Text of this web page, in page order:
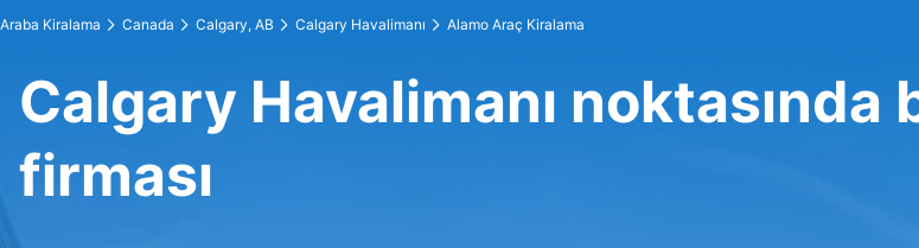
Araba Kiralama Canada Calgary, AB Calgary Havalimanı Alamo Araç Kiralama
Calgary Havalimanı noktasında
firması